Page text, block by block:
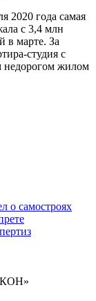
2020 года самая
с 3,4 млн
в марте. За
студия с
недорогом жилом
о самостроях